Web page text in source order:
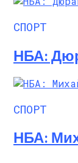
СПОРТ
НБА:
СПОРТ
НБА: